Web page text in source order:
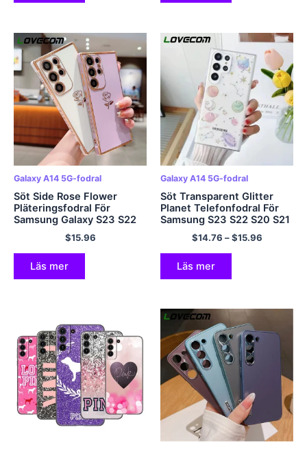
Galaxy A14 5G-fodral
Söt Side Rose Flower
Pläteringsfodral För
Samsung Galaxy S23 S22
S21 Ultra Plus S20 FE A54
A34 A14 A53 A23 A24 5G
Bumper Soft Cover
$15.96
Läs mer
Galaxy A14 5G-fodral
Söt Transparent Glitter
Planet Telefonfodral För
Samsung S23 S22 S20 S21
Ultra FE Plus A52 A53 A32
A14 A33 A23 Notera 20
Mjukt omslag
$14.76 –$15.96
Läs mer